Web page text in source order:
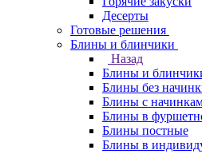
Десерты
Готовые решения
Блины и блинчики
Назад
Блины и
Блины без
Блины с
Блины в
Блины постные
Блины в